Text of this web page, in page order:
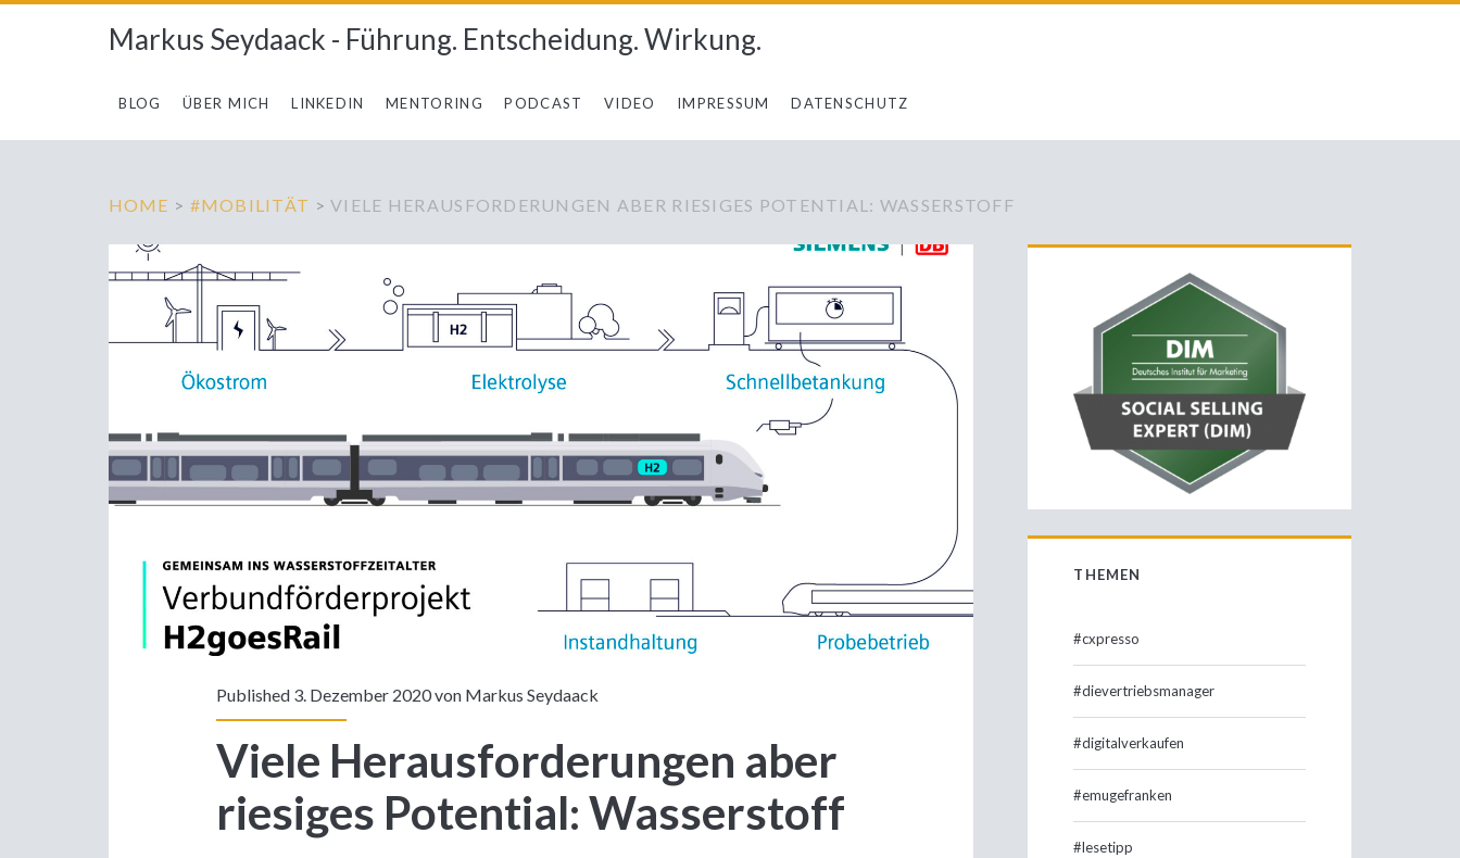
Markus Seydaack - Führung. Entscheidung. Wirkung.
BLOG ÜBER MICH LINKEDIN MENTORING PODCAST VIDEO IMPRESSUM DATENSCHUTZ
HOME > #MOBILITÄT >VIELE HERAUSFORDERUNGEN ABER RIESIGES POTENTIAL: WASSERSTOFF
Published 3. Dezember 2020 von Markus Seydaack
Viele Herausforderungen aber
riesiges Potential: Wasserstoff
Primäre
Sidebar
THEMEN
#cxpresso
#dievertriebsmanager
#digitalverkaufen
#emugefranken
#lesetipp